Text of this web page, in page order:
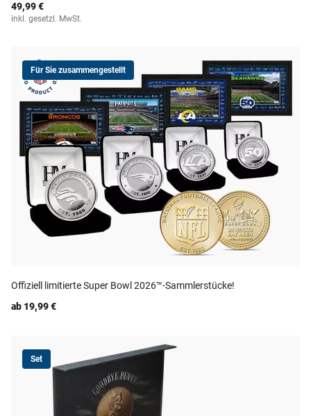
49,99 €
inkl. gesetzl. MwSt.
Für Sie zusammengestellt
Offiziell limitierte Super Bowl 2026™-Sammlerstücke!
ab 19,99 €
Set